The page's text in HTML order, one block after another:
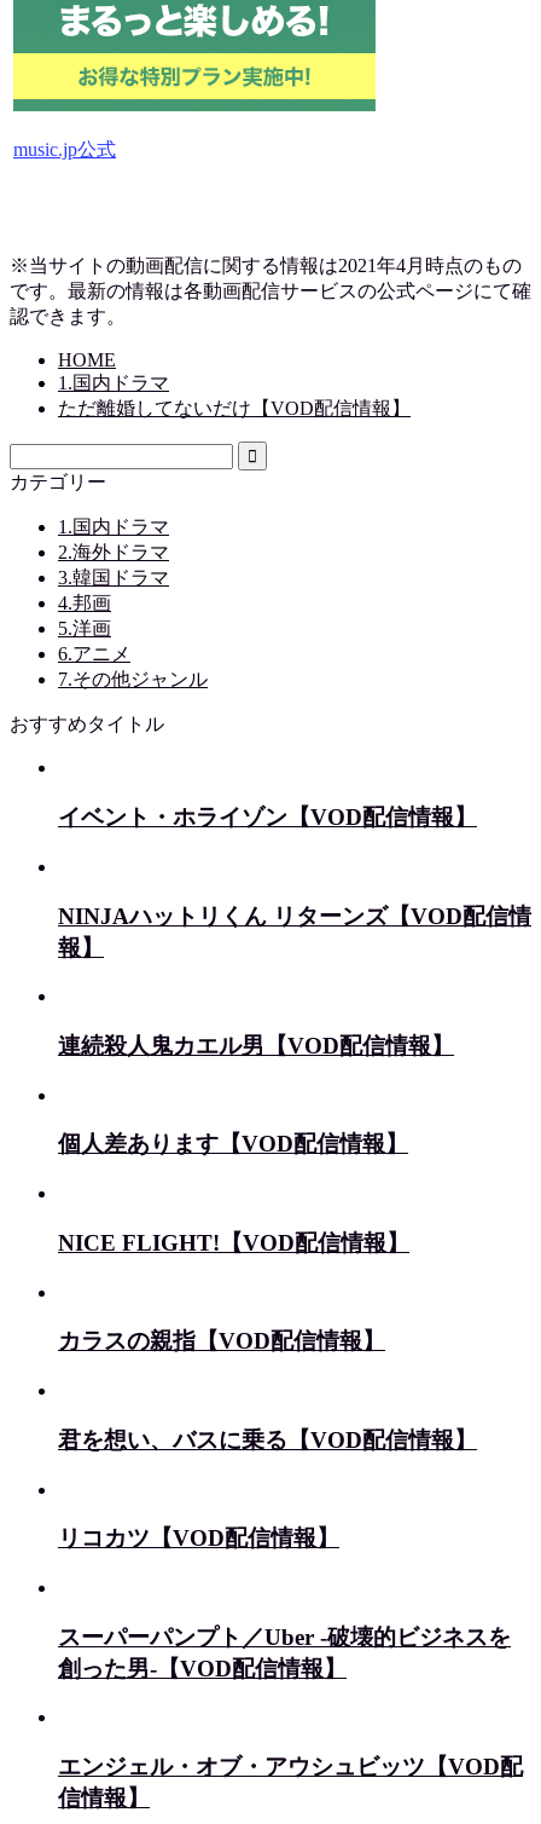
music.jp公式
※当サイトの動画配信に関する情報は2021年4月時点のもの
です。最新の情報は各動画配信サービスの公式ページにて確
認できます。
HOME
1.国内ドラマ
ただ離婚してないだけ【VOD配信情報】
カテゴリー
1.国内ドラマ
2.海外ドラマ
3.韓国ドラマ
4.邦画
5.洋画
6.アニメ
7.その他ジャンル
おすすめタイトル
イベント・ホライゾン【VOD配信情報】
NINJAハットリくん リターンズ【VOD配信情
報】
連続殺人鬼カエル男【VOD配信情報】
個人差あります【VOD配信情報】
NICE FLIGHT!【VOD配信情報】
カラスの親指【VOD配信情報】
君を想い、バスに乗る【VOD配信情報】
リコカツ【VOD配信情報】
スーパーパンプト／Uber -破壊的ビジネスを
創った男-【VOD配信情報】
エンジェル・オブ・アウシュビッツ【VOD配
信情報】